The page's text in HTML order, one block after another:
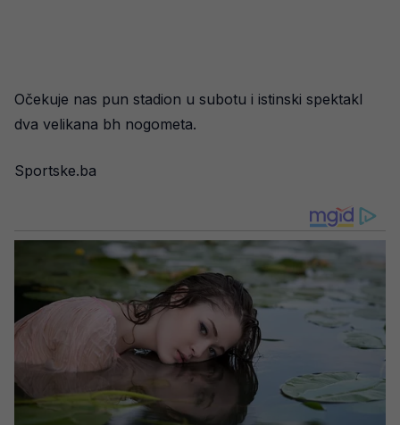
Očekuje nas pun stadion u subotu i istinski spektakl
dva velikana bh nogometa.
Sportske.ba